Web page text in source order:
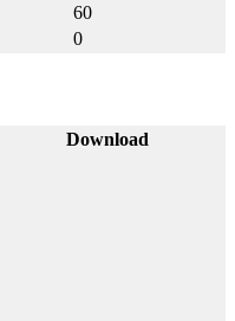
60
0
Download